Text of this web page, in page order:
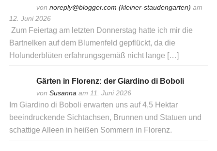
vonnoreply@blogger.com (kleiner-staudengarten) am
12. Juni 2026
Zum Feiertag am letzten Donnerstag hatte ich mir die
Bartnelken auf dem Blumenfeld gepflückt, da die
Holunderblüten erfahrungsgemäß nicht lange […]
Gärten in Florenz: der Giardino di Boboli
vonSusanna am 11. Juni 2026
Im Giardino di Boboli erwarten uns auf 4,5 Hektar
beeindruckende Sichtachsen, Brunnen und Statuen und
schattige Alleen in heißen Sommern in Florenz.